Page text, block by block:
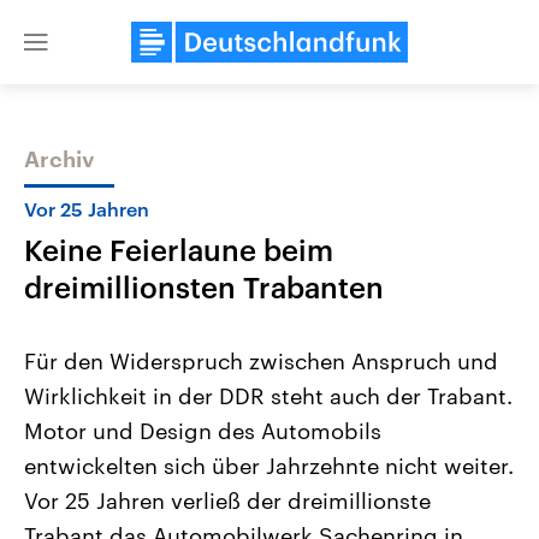
Close
Themen
Landtagswahl Sachsen-Anhalt
2026
Alle Informationen
Sachsen-Anhalt wählt am 6.
September 2026 einen neuen
Landtag. Seit 2021 wird das
Bundesland von einer Koalition aus
USA
Aktuelle Beiträge,
Hintergründe
Wirtschaftlich und
gehören die Vereinigten
den mächtigsten Ländern
mit großem Einfluss auf
Archiv
Vor 25 Jahren
Keine Feierlaune beim
dreimillionsten Trabanten
Für den Widerspruch zwischen Anspruch und
Wirklichkeit in der DDR steht auch der Trabant.
Motor und Design des Automobils
entwickelten sich über Jahrzehnte nicht weiter.
Vor 25 Jahren verließ der dreimillionste